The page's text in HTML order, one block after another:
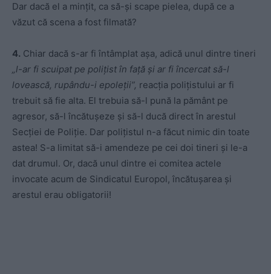
Dar dacă el a mințit, ca să-și scape pielea, după ce a
văzut că scena a fost filmată?
4. Chiar dacă s-ar fi întâmplat așa, adică unul dintre tineri
„l-ar fi scuipat pe polițist în față și ar fi încercat să-l
lovească, rupându-i epoleții”, reacția polițistului ar fi
trebuit să fie alta. El trebuia să-l pună la pământ pe
agresor, să-l încătușeze și să-l ducă direct în arestul
Secției de Poliție. Dar polițistul n-a făcut nimic din toate
astea! S-a limitat să-i amendeze pe cei doi tineri și le-a
dat drumul. Or, dacă unul dintre ei comitea actele
invocate acum de Sindicatul Europol, încătușarea și
arestul erau obligatorii!